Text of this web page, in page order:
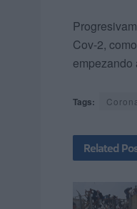
Cov-2,
empezando
Tags:
Related